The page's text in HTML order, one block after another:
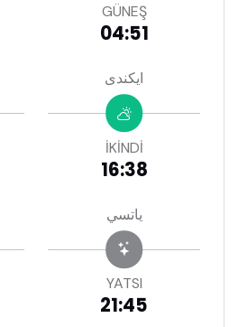
GÜNEŞ
04:51
ايكندى
İKİNDİ
16:38
ياتسي
YATSI
21:45